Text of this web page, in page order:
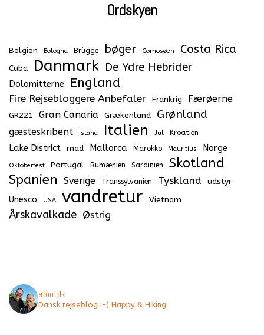
Ordskyen
Belgien Bologna Brügge bøger Comosøen Costa Rica
Cuba Danmark De Ydre Hebrider
Dolomitterne England
Fire Rejsebloggere Anbefaler Frankrig Færøerne
GR221 Gran Canaria Grækenland Grønland
gæsteskribent Island Italien Jul Kroatien
Lake District mad Mallorca Marokko Mauritius Norge
Oktoberfest Portugal Rumænien Sardinien
Skotland
Spanien
Sverige Transsylvanien Tyskland udstyr
Unesco USA vandretur Vietnam
Årskavalkade Østrig
afootdk
Dansk rejseblog :-) Happy & Hiking